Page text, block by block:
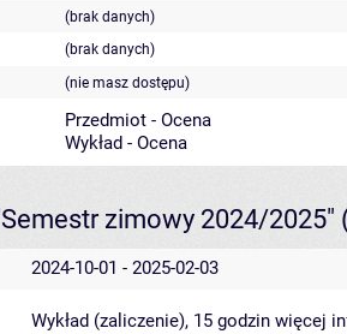
(brak danych)
(brak danych)
(nie masz dostępu)
Przedmiot - Ocena
Wykład - Ocena
zimowy 2024/2025"
2024-10-01 - 2025-02-03
Wykład (zaliczenie), 15 godzin więcej